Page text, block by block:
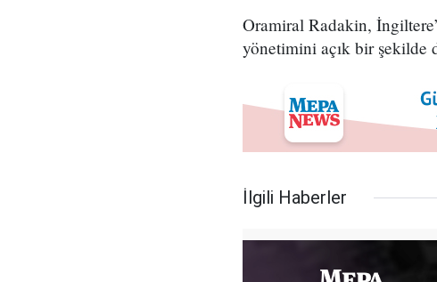
Oramiral Radakin,
yönetimini açık bir şekilde
İlgili Haberler